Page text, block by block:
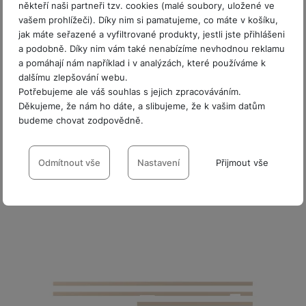
někteří naši partneři tzv. cookies (malé soubory, uložené ve
vašem prohlížeči). Díky nim si pamatujeme, co máte v košíku,
jak máte seřazené a vyfiltrované produkty, jestli jste přihlášeni
a podobně. Díky nim vám také nenabízíme nevhodnou reklamu
a pomáhají nám například i v analýzách, které používáme k
dalšímu zlepšování webu.
Potřebujeme ale váš souhlas s jejich zpracováváním.
Děkujeme, že nám ho dáte, a slibujeme, že k vašim datům
budeme chovat zodpovědně.
Nastavení souhlasů s kategoriemi
cookies
VŽDY AKTIVNÍ
Povoleno
Odmítnout vše Nastavení Přijmout vše
Soundbar Samsung HW-B750F/EN
Skladem
5.1kanálový soundbar • 3 přední a 2 boční reproduktory • 1
basový subwoofer • funkce Q-Symphony • autentický 3D zvuk
• efekt prostorového zvuku •…
7 190Kč
Na splátky